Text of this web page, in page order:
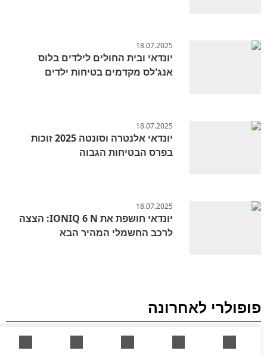
18.07.2025
יונדאי ובית החולים לילדים בלוס
אנג'לס מקדמים בטיחות ילדים
18.07.2025
יונדאי אלנטרה וסונטה 2025 זוכות
בפרס הבטיחות הגבוה
18.07.2025
יונדאי חושפת את IONIQ 6 N: הצצה
לרכב החשמלי המהיר הבא
פופולרי לאחרונה